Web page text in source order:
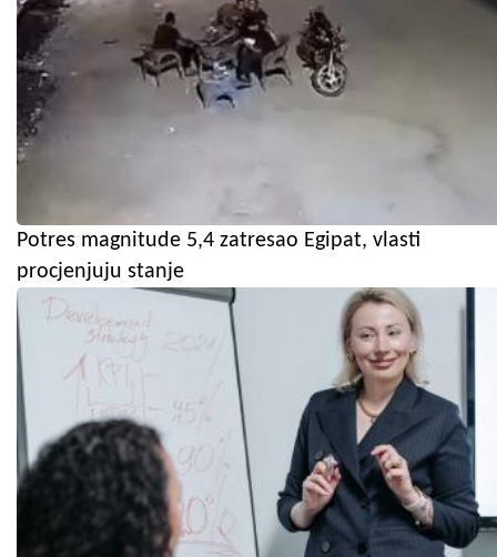
Potres magnitude 5,4 zatresao Egipat, vlasti
procjenjuju stanje